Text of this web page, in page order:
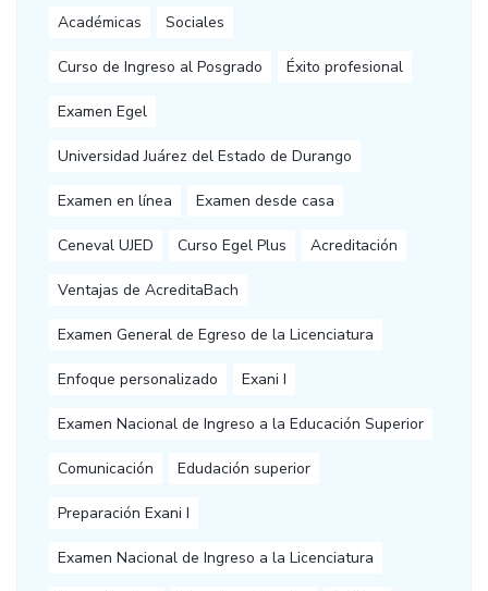
Académicas Sociales
Curso de Ingreso al Posgrado Éxito profesional
Examen Egel
Universidad Juárez del Estado de Durango
Examen en línea Examen desde casa
Ceneval UJED Curso Egel Plus Acreditación
Ventajas de AcreditaBach
Examen General de Egreso de la Licenciatura
Enfoque personalizado Exani I
Examen Nacional de Ingreso a la Educación Superior
Comunicación Edudación superior
Preparación Exani I
Examen Nacional de Ingreso a la Licenciatura